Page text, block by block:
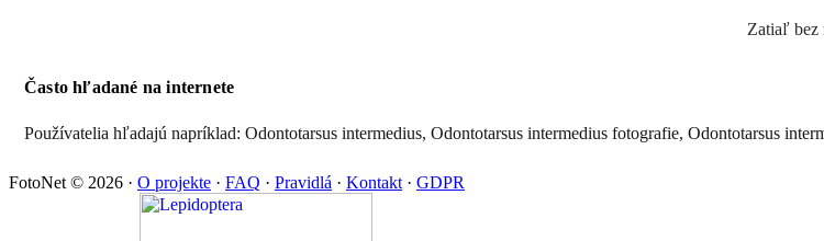
Zatiaľ bez
Často hľadané na internete
Používatelia hľadajú napríklad: Odontotarsus intermedius, Odontotarsus intermedius fotografie, Odontotarsus
FotoNet © 2026 · O projekte · FAQ · Pravidlá · Kontakt · GDPR